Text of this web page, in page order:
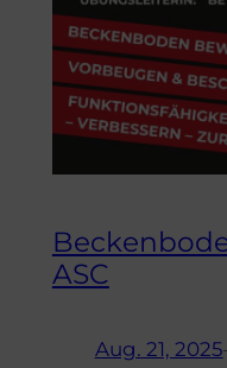
ASC
Aug. 21, 2025